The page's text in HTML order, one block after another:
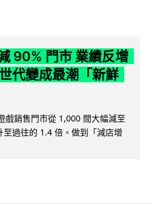
90% 門市 業績反增
代變成最潮「新鮮
戲銷售門市從 1,000 間大幅減至
過往的 1.4 倍。做到「減店增